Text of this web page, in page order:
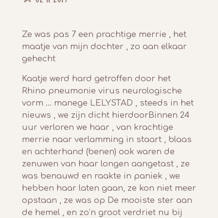
Ze was pas 7 een prachtige merrie , het
maatje van mijn dochter , zo aan elkaar
gehecht
Kaatje werd hard getroffen door het
Rhino pneumonie virus neurologische
vorm ... manege LELYSTAD , steeds in het
nieuws , we zijn dicht hierdoorBinnen 24
uur verloren we haar , van krachtige
merrie naar verlamming in staart , blaas
en achterhand (benen) ook waren de
zenuwen van haar longen aangetast , ze
was benauwd en raakte in paniek , we
hebben haar laten gaan, ze kon niet meer
opstaan , ze was op De mooiste ster aan
de hemel , en zo’n groot verdriet nu bij